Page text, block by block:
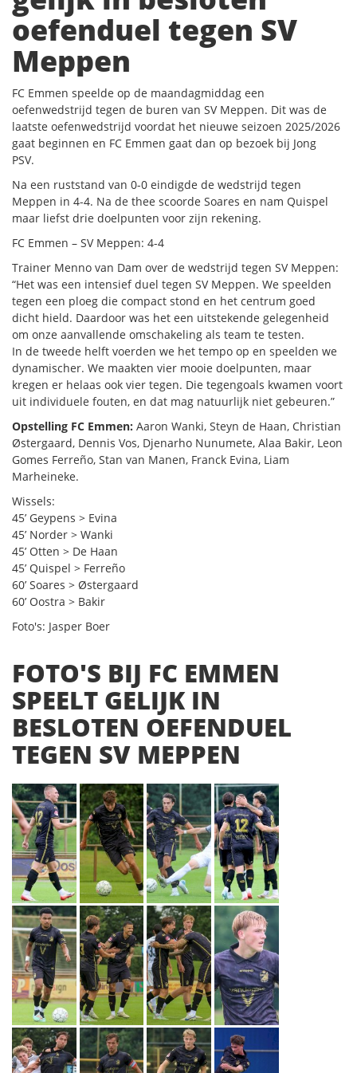
oefenduel tegen SV
Meppen
FC Emmen speelde op de maandagmiddag een
oefenwedstrijd tegen de buren van SV Meppen. Dit was de
laatste oefenwedstrijd voordat het nieuwe seizoen 2025/2026
gaat beginnen en FC Emmen gaat dan op bezoek bij Jong
PSV.
Na een ruststand van 0-0 eindigde de wedstrijd tegen
Meppen in 4-4. Na de thee scoorde Soares en nam Quispel
maar liefst drie doelpunten voor zijn rekening.
FC Emmen – SV Meppen: 4-4
Trainer Menno van Dam over de wedstrijd tegen SV Meppen:
“Het was een intensief duel tegen SV Meppen. We speelden
tegen een ploeg die compact stond en het centrum goed
dicht hield. Daardoor was het een uitstekende gelegenheid
om onze aanvallende omschakeling als team te testen.
In de tweede helft voerden we het tempo op en speelden we
dynamischer. We maakten vier mooie doelpunten, maar
kregen er helaas ook vier tegen. Die tegengoals kwamen voort
uit individuele fouten, en dat mag natuurlijk niet gebeuren.”
Opstelling FC Emmen: Aaron Wanki, Steyn de Haan, Christian
Østergaard, Dennis Vos, Djenarho Nunumete, Alaa Bakir, Leon
Gomes Ferreño, Stan van Manen, Franck Evina, Liam
Marheineke.
Wissels:
45’ Geypens > Evina
45’ Norder > Wanki
45’ Otten > De Haan
45’ Quispel > Ferreño
60’ Soares > Østergaard
60’ Oostra > Bakir
Foto's: Jasper Boer
FOTO'S BIJ FC EMMEN
SPEELT GELIJK IN
BESLOTEN OEFENDUEL
TEGEN SV MEPPEN